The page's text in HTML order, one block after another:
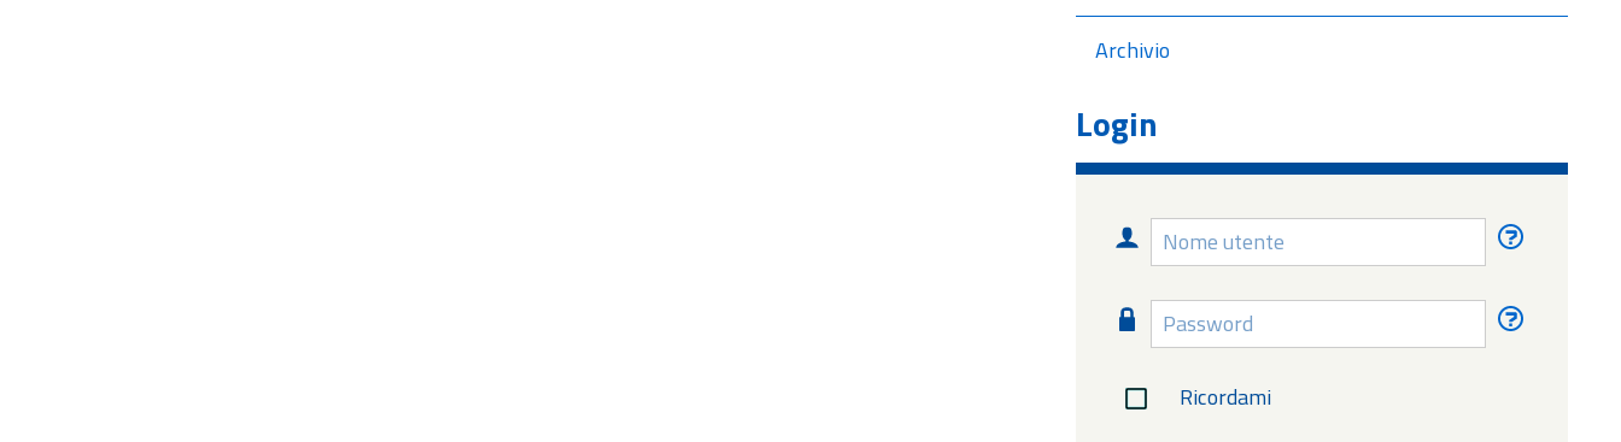
Archivio
Login
Nome
utente
Nome
utente
Password
Password
Ricordami